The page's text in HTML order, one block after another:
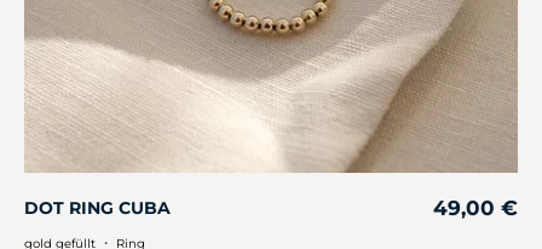
DOT RING CUBA 49,00 €
gold gefüllt ・ Ring